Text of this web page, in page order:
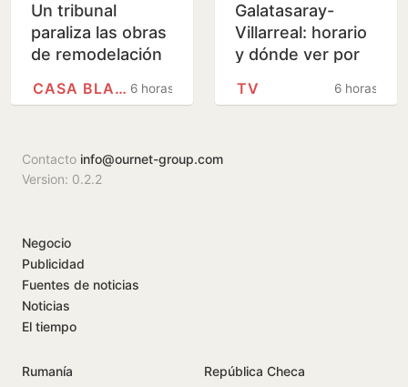
Un tribunal
paraliza las obras
de remodelación
ordenadas por6 horas
CASA BLANCA
Galatasaray-
Villarreal: horario
y dónde ver por
último amistoso
6 horas
TV
Contacto info@ournet-group.com
Version: 0.2.2
Negocio
Publicidad
Fuentes de noticias
Noticias
El tiempo
Rumanía República Checa